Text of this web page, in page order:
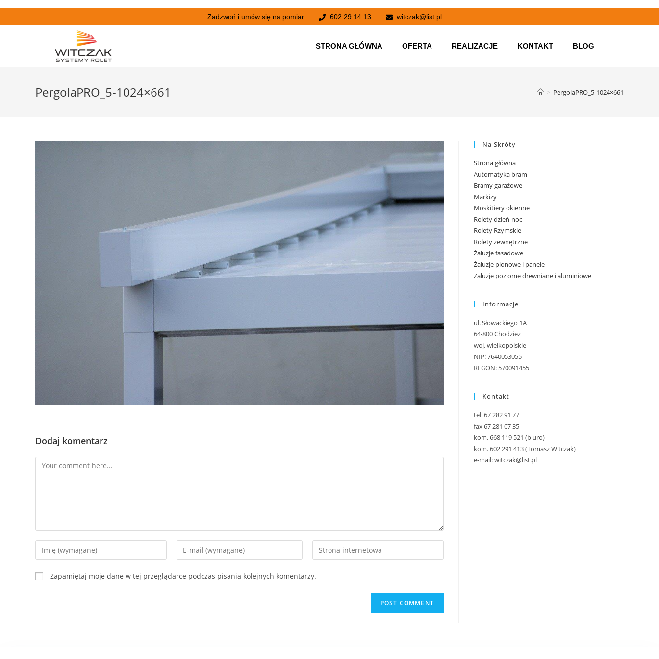
Zadzwoń i umów się na pomiar 602 29 14 13 witczak@list.pl
STRONA GŁÓWNA OFERTA REALIZACJE KONTAKT BLOG
PergolaPRO_5-1024×661 > PergolaPRO_5-1024×661
Dodaj komentarz
Zapamiętaj moje dane w tej przeglądarce podczas pisania kolejnych komentarzy.
Na Skróty
Strona główna
Automatyka bram
Bramy garażowe
Markizy
Moskitiery okienne
Rolety dzień-noc
Rolety Rzymskie
Rolety zewnętrzne
Żaluzje fasadowe
Żaluzje pionowe i panele
Żaluzje poziome drewniane i aluminiowe
Informacje
ul. Słowackiego 1A
64-800 Chodzież
woj. wielkopolskie
NIP: 7640053055
REGON: 570091455
Kontakt
tel. 67 282 91 77
fax 67 281 07 35
kom. 668 119 521 (biuro)
kom. 602 291 413 (Tomasz Witczak)
e-mail: witczak@list.pl